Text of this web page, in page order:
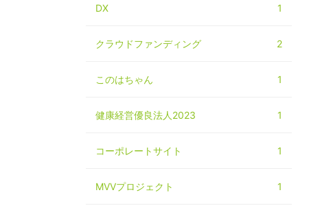
DX 1
クラウドファンディング 2
このはちゃん 1
健康経営優良法人2023 1
コーポレートサイト 1
MVVプロジェクト 1